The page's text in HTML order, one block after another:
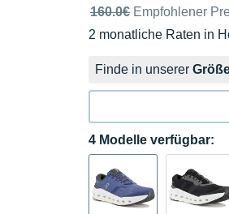
Unverbindliche
160.0€ Empfohlener
2 monatliche Raten in
Ohne Zusatzkosten
Finde in unserer
4 Modelle verfügbar: